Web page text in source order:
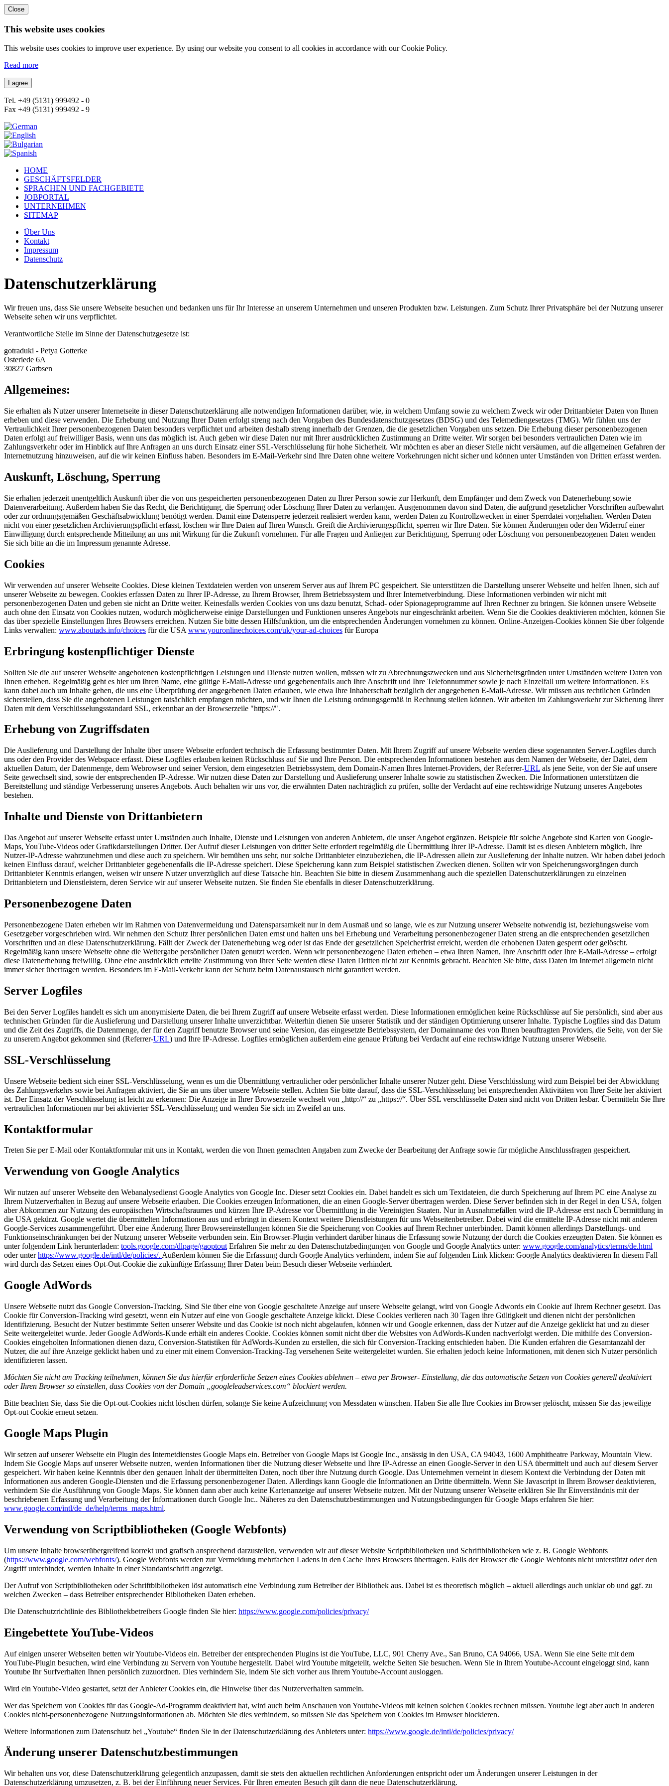
Close
This website uses cookies
This website uses cookies to improve user experience. By using our website you consent to all cookies in accordance with our Cookie Policy.
Read more
Tel. +49 (5131) 999492 - 0
Fax +49 (5131) 999492 - 9
HOME
GESCHÄFTSFELDER
SPRACHEN UND FACHGEBIETE
JOBPORTAL
UNTERNEHMEN
SITEMAP
Über Uns
Kontakt
Impressum
Datenschutz
Datenschutzerklärung
Wir freuen uns, dass Sie unsere Webseite besuchen und bedanken uns für Ihr Interesse an unserem Unternehmen und unseren Produkten bzw. Leistungen. Zum Schutz Ihrer Privatsphäre bei der Nutzung unserer
Webseite sehen wir uns verpflichtet.
Verantwortliche Stelle im Sinne der Datenschutzgesetze ist:
gotraduki - Petya Gotterke
Osteriede 6A
30827 Garbsen
Allgemeines:
Sie erhalten als Nutzer unserer Internetseite in dieser Datenschutzerklärung alle notwendigen Informationen darüber, wie, in welchem Umfang sowie zu welchem Zweck wir oder Drittanbieter Daten von Ihnen
erheben und diese verwenden. Die Erhebung und Nutzung Ihrer Daten erfolgt streng nach den Vorgaben des Bundesdatenschutzgesetzes (BDSG) und des Telemediengesetzes (TMG). Wir fühlen uns der
Vertraulichkeit Ihrer personenbezogenen Daten besonders verpflichtet und arbeiten deshalb streng innerhalb der Grenzen, die die gesetzlichen Vorgaben uns setzen. Die Erhebung dieser personenbezogenen
Daten erfolgt auf freiwilliger Basis, wenn uns das möglich ist. Auch geben wir diese Daten nur mit Ihrer ausdrücklichen Zustimmung an Dritte weiter. Wir sorgen bei besonders vertraulichen Daten wie im
Zahlungsverkehr oder im Hinblick auf Ihre Anfragen an uns durch Einsatz einer SSL-Verschlüsselung für hohe Sicherheit. Wir möchten es aber an dieser Stelle nicht versäumen, auf die allgemeinen Gefahren der
Internetnutzung hinzuweisen, auf die wir keinen Einfluss haben. Besonders im E-Mail-Verkehr sind Ihre Daten ohne weitere Vorkehrungen nicht sicher und können unter Umständen von Dritten erfasst werden.
Auskunft, Löschung, Sperrung
Sie erhalten jederzeit unentgeltlich Auskunft über die von uns gespeicherten personenbezogenen Daten zu Ihrer Person sowie zur Herkunft, dem Empfänger und dem Zweck von Datenerhebung sowie
Datenverarbeitung. Außerdem haben Sie das Recht, die Berichtigung, die Sperrung oder Löschung Ihrer Daten zu verlangen. Ausgenommen davon sind Daten, die aufgrund gesetzlicher Vorschriften aufbewahrt
oder zur ordnungsgemäßen Geschäftsabwicklung benötigt werden. Damit eine Datensperre jederzeit realisiert werden kann, werden Daten zu Kontrollzwecken in einer Sperrdatei vorgehalten. Werden Daten
nicht von einer gesetzlichen Archivierungspflicht erfasst, löschen wir Ihre Daten auf Ihren Wunsch. Greift die Archivierungspflicht, sperren wir Ihre Daten. Sie können Änderungen oder den Widerruf einer
Einwilligung durch entsprechende Mitteilung an uns mit Wirkung für die Zukunft vornehmen. Für alle Fragen und Anliegen zur Berichtigung, Sperrung oder Löschung von personenbezogenen Daten wenden
Sie sich bitte an die im Impressum genannte Adresse.
Cookies
Wir verwenden auf unserer Webseite Cookies. Diese kleinen Textdateien werden von unserem Server aus auf Ihrem PC gespeichert. Sie unterstützen die Darstellung unserer Webseite und helfen Ihnen, sich auf
unserer Webseite zu bewegen. Cookies erfassen Daten zu Ihrer IP-Adresse, zu Ihrem Browser, Ihrem Betriebssystem und Ihrer Internetverbindung. Diese Informationen verbinden wir nicht mit
personenbezogenen Daten und geben sie nicht an Dritte weiter. Keinesfalls werden Cookies von uns dazu benutzt, Schad- oder Spionageprogramme auf Ihren Rechner zu bringen. Sie können unsere Webseite
auch ohne den Einsatz von Cookies nutzen, wodurch möglicherweise einige Darstellungen und Funktionen unseres Angebots nur eingeschränkt arbeiten. Wenn Sie die Cookies deaktivieren möchten, können Sie
das über spezielle Einstellungen Ihres Browsers erreichen. Nutzen Sie bitte dessen Hilfsfunktion, um die entsprechenden Änderungen vornehmen zu können. Online-Anzeigen-Cookies können Sie über folgende
Links verwalten: www.aboutads.info/choices für die USA www.youronlinechoices.com/uk/your-ad-choices für Europa
Erbringung kostenpflichtiger Dienste
Sollten Sie die auf unserer Webseite angebotenen kostenpflichtigen Leistungen und Dienste nutzen wollen, müssen wir zu Abrechnungszwecken und aus Sicherheitsgründen unter Umständen weitere Daten von
Ihnen erheben. Regelmäßig geht es hier um Ihren Name, eine gültige E-Mail-Adresse und gegebenenfalls auch Ihre Anschrift und Ihre Telefonnummer sowie je nach Einzelfall um weitere Informationen. Es
kann dabei auch um Inhalte gehen, die uns eine Überprüfung der angegebenen Daten erlauben, wie etwa Ihre Inhaberschaft bezüglich der angegebenen E-Mail-Adresse. Wir müssen aus rechtlichen Gründen
sicherstellen, dass Sie die angebotenen Leistungen tatsächlich empfangen möchten, und wir Ihnen die Leistung ordnungsgemäß in Rechnung stellen können. Wir arbeiten im Zahlungsverkehr zur Sicherung Ihrer
Daten mit dem Verschlüsselungsstandard SSL, erkennbar an der Browserzeile "https://".
Erhebung von Zugriffsdaten
Die Auslieferung und Darstellung der Inhalte über unsere Webseite erfordert technisch die Erfassung bestimmter Daten. Mit Ihrem Zugriff auf unsere Webseite werden diese sogenannten Server-Logfiles durch
uns oder den Provider des Webspace erfasst. Diese Logfiles erlauben keinen Rückschluss auf Sie und Ihre Person. Die entsprechenden Informationen bestehen aus dem Namen der Webseite, der Datei, dem
aktuellen Datum, der Datenmenge, dem Webrowser und seiner Version, dem eingesetzten Betriebssystem, dem Domain-Namen Ihres Internet-Providers, der Referrer-URL als jene Seite, von der Sie auf unsere
Seite gewechselt sind, sowie der entsprechenden IP-Adresse. Wir nutzen diese Daten zur Darstellung und Auslieferung unserer Inhalte sowie zu statistischen Zwecken. Die Informationen unterstützen die
Bereitstellung und ständige Verbesserung unseres Angebots. Auch behalten wir uns vor, die erwähnten Daten nachträglich zu prüfen, sollte der Verdacht auf eine rechtswidrige Nutzung unseres Angebotes
bestehen.
Inhalte und Dienste von Drittanbietern
Das Angebot auf unserer Webseite erfasst unter Umständen auch Inhalte, Dienste und Leistungen von anderen Anbietern, die unser Angebot ergänzen. Beispiele für solche Angebote sind Karten von Google-
Maps, YouTube-Videos oder Grafikdarstellungen Dritter. Der Aufruf dieser Leistungen von dritter Seite erfordert regelmäßig die Übermittlung Ihrer IP-Adresse. Damit ist es diesen Anbietern möglich, Ihre
Nutzer-IP-Adresse wahrzunehmen und diese auch zu speichern. Wir bemühen uns sehr, nur solche Drittanbieter einzubeziehen, die IP-Adressen allein zur Auslieferung der Inhalte nutzen. Wir haben dabei jedoch
keinen Einfluss darauf, welcher Drittanbieter gegebenenfalls die IP-Adresse speichert. Diese Speicherung kann zum Beispiel statistischen Zwecken dienen. Sollten wir von Speicherungsvorgängen durch
Drittanbieter Kenntnis erlangen, weisen wir unsere Nutzer unverzüglich auf diese Tatsache hin. Beachten Sie bitte in diesem Zusammenhang auch die speziellen Datenschutzerklärungen zu einzelnen
Drittanbietern und Dienstleistern, deren Service wir auf unserer Webseite nutzen. Sie finden Sie ebenfalls in dieser Datenschutzerklärung.
Personenbezogene Daten
Personenbezogene Daten erheben wir im Rahmen von Datenvermeidung und Datensparsamkeit nur in dem Ausmaß und so lange, wie es zur Nutzung unserer Webseite notwendig ist, beziehungsweise vom
Gesetzgeber vorgeschrieben wird. Wir nehmen den Schutz Ihrer persönlichen Daten ernst und halten uns bei Erhebung und Verarbeitung personenbezogener Daten streng an die entsprechenden gesetzlichen
Vorschriften und an diese Datenschutzerklärung. Fällt der Zweck der Datenerhebung weg oder ist das Ende der gesetzlichen Speicherfrist erreicht, werden die erhobenen Daten gesperrt oder gelöscht.
Regelmäßig kann unsere Webseite ohne die Weitergabe persönlicher Daten genutzt werden. Wenn wir personenbezogene Daten erheben – etwa Ihren Namen, Ihre Anschrift oder Ihre E-Mail-Adresse – erfolgt
diese Datenerhebung freiwillig. Ohne eine ausdrücklich erteilte Zustimmung von Ihrer Seite werden diese Daten Dritten nicht zur Kenntnis gebracht. Beachten Sie bitte, dass Daten im Internet allgemein nicht
immer sicher übertragen werden. Besonders im E-Mail-Verkehr kann der Schutz beim Datenaustausch nicht garantiert werden.
Server Logfiles
Bei den Server Logfiles handelt es sich um anonymisierte Daten, die bei Ihrem Zugriff auf unsere Webseite erfasst werden. Diese Informationen ermöglichen keine Rückschlüsse auf Sie persönlich, sind aber aus
technischen Gründen für die Auslieferung und Darstellung unserer Inhalte unverzichtbar. Weiterhin dienen Sie unserer Statistik und der ständigen Optimierung unserer Inhalte. Typische Logfiles sind das Datum
und die Zeit des Zugriffs, die Datenmenge, der für den Zugriff benutzte Browser und seine Version, das eingesetzte Betriebssystem, der Domainname des von Ihnen beauftragten Providers, die Seite, von der Sie
zu unserem Angebot gekommen sind (Referrer-URL) und Ihre IP-Adresse. Logfiles ermöglichen außerdem eine genaue Prüfung bei Verdacht auf eine rechtswidrige Nutzung unserer Webseite.
SSL-Verschlüsselung
Unsere Webseite bedient sich einer SSL-Verschlüsselung, wenn es um die Übermittlung vertraulicher oder persönlicher Inhalte unserer Nutzer geht. Diese Verschlüsslung wird zum Beispiel bei der Abwicklung
des Zahlungsverkehrs sowie bei Anfragen aktiviert, die Sie an uns über unsere Webseite stellen. Achten Sie bitte darauf, dass die SSL-Verschlüsselung bei entsprechenden Aktivitäten von Ihrer Seite her aktiviert
ist. Der Einsatz der Verschlüsselung ist leicht zu erkennen: Die Anzeige in Ihrer Browserzeile wechselt von „http://“ zu „https://“. Über SSL verschlüsselte Daten sind nicht von Dritten lesbar. Übermitteln Sie Ihre
vertraulichen Informationen nur bei aktivierter SSL-Verschlüsselung und wenden Sie sich im Zweifel an uns.
Kontaktformular
Treten Sie per E-Mail oder Kontaktformular mit uns in Kontakt, werden die von Ihnen gemachten Angaben zum Zwecke der Bearbeitung der Anfrage sowie für mögliche Anschlussfragen gespeichert.
Verwendung von Google Analytics
Wir nutzen auf unserer Webseite den Webanalysedienst Google Analytics von Google Inc. Dieser setzt Cookies ein. Dabei handelt es sich um Textdateien, die durch Speicherung auf Ihrem PC eine Analyse zu
Ihrem Nutzerverhalten in Bezug auf unsere Webseite erlauben. Die Cookies erzeugen Informationen, die an einen Google-Server übertragen werden. Diese Server befinden sich in der Regel in den USA, folgen
aber Abkommen zur Nutzung des europäischen Wirtschaftsraumes und kürzen Ihre IP-Adresse vor Übermittlung in die Vereinigten Staaten. Nur in Ausnahmefällen wird die IP-Adresse erst nach Übermittlung in
die USA gekürzt. Google wertet die übermittelten Informationen aus und erbringt in diesem Kontext weitere Dienstleistungen für uns Webseitenbetreiber. Dabei wird die ermittelte IP-Adresse nicht mit anderen
Google-Services zusammengeführt. Über eine Änderung Ihrer Browsereinstellungen können Sie die Speicherung von Cookies auf Ihrem Rechner unterbinden. Damit können allerdings Darstellungs- und
Funktionseinschränkungen bei der Nutzung unserer Webseite verbunden sein. Ein Browser-Plugin verhindert darüber hinaus die Erfassung sowie Nutzung der durch die Cookies erzeugten Daten. Sie können es
unter folgendem Link herunterladen: tools.google.com/dlpage/gaoptout Erfahren Sie mehr zu den Datenschutzbedingungen von Google und Google Analytics unter: www.google.com/analytics/terms/de.html
oder unterhttps://www.google.de/intl/de/policies/. Außerdem können Sie die Erfassung durch Google Analytics verhindern, indem Sie auf folgenden Link klicken: Google Analytics deaktivieren In diesem Fall
wird durch das Setzen eines Opt-Out-Cookie die zukünftige Erfassung Ihrer Daten beim Besuch dieser Webseite verhindert.
Google AdWords
Unsere Webseite nutzt das Google Conversion-Tracking. Sind Sie über eine von Google geschaltete Anzeige auf unsere Webseite gelangt, wird von Google Adwords ein Cookie auf Ihrem Rechner gesetzt. Das
Cookie für Conversion-Tracking wird gesetzt, wenn ein Nutzer auf eine von Google geschaltete Anzeige klickt. Diese Cookies verlieren nach 30 Tagen ihre Gültigkeit und dienen nicht der persönlichen
Identifizierung. Besucht der Nutzer bestimmte Seiten unserer Website und das Cookie ist noch nicht abgelaufen, können wir und Google erkennen, dass der Nutzer auf die Anzeige geklickt hat und zu dieser
Seite weitergeleitet wurde. Jeder Google AdWords-Kunde erhält ein anderes Cookie. Cookies können somit nicht über die Websites von AdWords-Kunden nachverfolgt werden. Die mithilfe des Conversion-
Cookies eingeholten Informationen dienen dazu, Conversion-Statistiken für AdWords-Kunden zu erstellen, die sich für Conversion-Tracking entschieden haben. Die Kunden erfahren die Gesamtanzahl der
Nutzer, die auf ihre Anzeige geklickt haben und zu einer mit einem Conversion-Tracking-Tag versehenen Seite weitergeleitet wurden. Sie erhalten jedoch keine Informationen, mit denen sich Nutzer persönlich
identifizieren lassen.
Möchten Sie nicht am Tracking teilnehmen, können Sie das hierfür erforderliche Setzen eines Cookies ablehnen – etwa per Browser- Einstellung, die das automatische Setzen von Cookies generell deaktiviert
oder Ihren Browser so einstellen, dass Cookies von der Domain „googleleadservices.com“ blockiert werden.
Bitte beachten Sie, dass Sie die Opt-out-Cookies nicht löschen dürfen, solange Sie keine Aufzeichnung von Messdaten wünschen. Haben Sie alle Ihre Cookies im Browser gelöscht, müssen Sie das jeweilige
Opt-out Cookie erneut setzen.
Google Maps Plugin
Wir setzen auf unserer Webseite ein Plugin des Internetdienstes Google Maps ein. Betreiber von Google Maps ist Google Inc., ansässig in den USA, CA 94043, 1600 Amphitheatre Parkway, Mountain View.
Indem Sie Google Maps auf unserer Webseite nutzen, werden Informationen über die Nutzung dieser Webseite und Ihre IP-Adresse an einen Google-Server in den USA übermittelt und auch auf diesem Server
gespeichert. Wir haben keine Kenntnis über den genauen Inhalt der übermittelten Daten, noch über ihre Nutzung durch Google. Das Unternehmen verneint in diesem Kontext die Verbindung der Daten mit
Informationen aus anderen Google-Diensten und die Erfassung personenbezogener Daten. Allerdings kann Google die Informationen an Dritte übermitteln. Wenn Sie Javascript in Ihrem Browser deaktivieren,
verhindern Sie die Ausführung von Google Maps. Sie können dann aber auch keine Kartenanzeige auf unserer Webseite nutzen. Mit der Nutzung unserer Webseite erklären Sie Ihr Einverständnis mit der
beschriebenen Erfassung und Verarbeitung der Informationen durch Google Inc.. Näheres zu den Datenschutzbestimmungen und Nutzungsbedingungen für Google Maps erfahren Sie hier:
www.google.com/intl/de_de/help/terms_maps.html.
Verwendung von Scriptbibliotheken (Google Webfonts)
Um unsere Inhalte browserübergreifend korrekt und grafisch ansprechend darzustellen, verwenden wir auf dieser Website Scriptbibliotheken und Schriftbibliotheken wie z. B. Google Webfonts
(https://www.google.com/webfonts/). Google Webfonts werden zur Vermeidung mehrfachen Ladens in den Cache Ihres Browsers übertragen. Falls der Browser die Google Webfonts nicht unterstützt oder den
Zugriff unterbindet, werden Inhalte in einer Standardschrift angezeigt.
Der Aufruf von Scriptbibliotheken oder Schriftbibliotheken löst automatisch eine Verbindung zum Betreiber der Bibliothek aus. Dabei ist es theoretisch möglich – aktuell allerdings auch unklar ob und ggf. zu
welchen Zwecken – dass Betreiber entsprechender Bibliotheken Daten erheben.
Die Datenschutzrichtlinie des Bibliothekbetreibers Google finden Sie hier: https://www.google.com/policies/privacy/
Eingebettete YouTube-Videos
Auf einigen unserer Webseiten betten wir Youtube-Videos ein. Betreiber der entsprechenden Plugins ist die YouTube, LLC, 901 Cherry Ave., San Bruno, CA 94066, USA. Wenn Sie eine Seite mit dem
YouTube-Plugin besuchen, wird eine Verbindung zu Servern von Youtube hergestellt. Dabei wird Youtube mitgeteilt, welche Seiten Sie besuchen. Wenn Sie in Ihrem Youtube-Account eingeloggt sind, kann
Youtube Ihr Surfverhalten Ihnen persönlich zuzuordnen. Dies verhindern Sie, indem Sie sich vorher aus Ihrem Youtube-Account ausloggen.
Wird ein Youtube-Video gestartet, setzt der Anbieter Cookies ein, die Hinweise über das Nutzerverhalten sammeln.
Wer das Speichern von Cookies für das Google-Ad-Programm deaktiviert hat, wird auch beim Anschauen von Youtube-Videos mit keinen solchen Cookies rechnen müssen. Youtube legt aber auch in anderen
Cookies nicht-personenbezogene Nutzungsinformationen ab. Möchten Sie dies verhindern, so müssen Sie das Speichern von Cookies im Browser blockieren.
Weitere Informationen zum Datenschutz bei „Youtube“ finden Sie in der Datenschutzerklärung des Anbieters unter: https://www.google.de/intl/de/policies/privacy/
Änderung unserer Datenschutzbestimmungen
Wir behalten uns vor, diese Datenschutzerklärung gelegentlich anzupassen, damit sie stets den aktuellen rechtlichen Anforderungen entspricht oder um Änderungen unserer Leistungen in der
Datenschutzerklärung umzusetzen, z. B. bei der Einführung neuer Services. Für Ihren erneuten Besuch gilt dann die neue Datenschutzerklärung.